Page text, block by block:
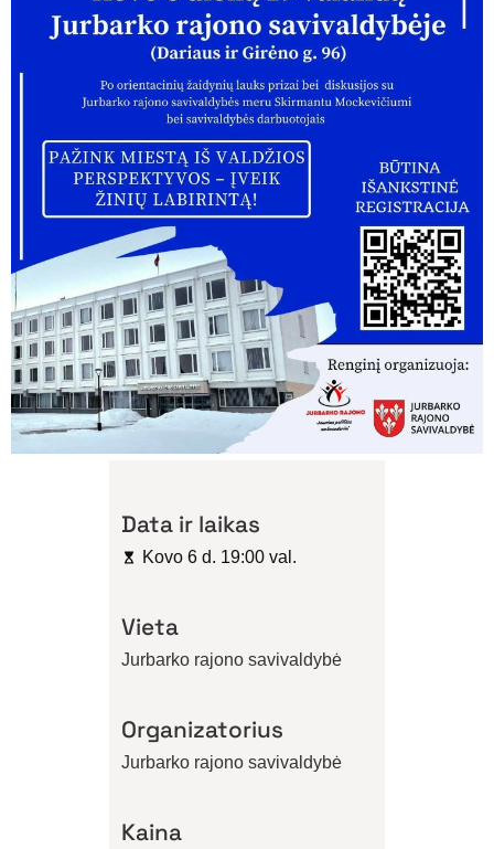
Data ir laikas
Kovo 6 d. 19:00 val.
Vieta
Jurbarko rajono savivaldybė
Organizatorius
Jurbarko rajono savivaldybė
Kaina